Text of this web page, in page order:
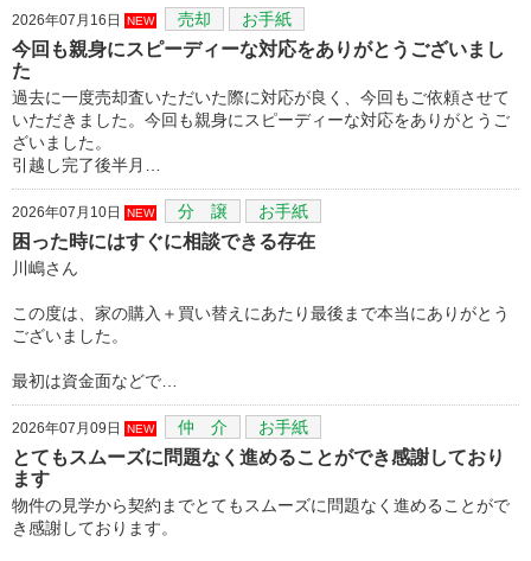
2026年07月16日 NEW 売却 お手紙
今回も親身にスピーディーな対応をありがとうございまし
た
過去に一度売却査いただいた際に対応が良く、今回もご依頼させて
いただきました。今回も親身にスピーディーな対応をありがとうご
ざいました。
引越し完了後半月…
2026年07月10日 NEW 分 譲 お手紙
困った時にはすぐに相談できる存在
川嶋さん
この度は、家の購入＋買い替えにあたり最後まで本当にありがとう
ございました。
最初は資金面などで…
2026年07月09日 NEW 仲 介 お手紙
とてもスムーズに問題なく進めることができ感謝しており
ます
物件の見学から契約までとてもスムーズに問題なく進めることがで
き感謝しております。